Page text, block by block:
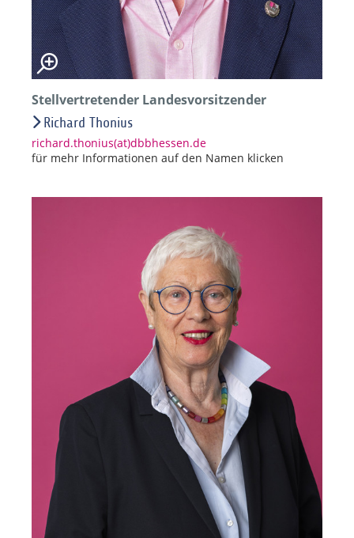
Stellvertretender Landesvorsitzender
Richard Thonius
richard.thonius(at)dbbhessen.de
für mehr Informationen auf den Namen klicken